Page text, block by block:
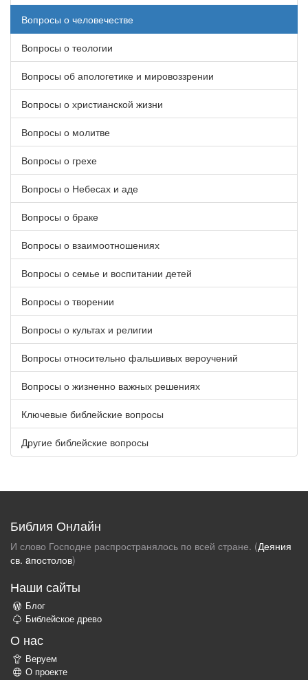
Вопросы о человечестве
Вопросы о теологии
Вопросы об апологетике и мировоззрении
Вопросы о христианской жизни
Вопросы о молитве
Вопросы о грехе
Вопросы о Небесах и аде
Вопросы о браке
Вопросы о взаимоотношениях
Вопросы о семье и воспитании детей
Вопросы о творении
Вопросы о культах и религии
Вопросы относительно фальшивых вероучений
Вопросы о жизненно важных решениях
Ключевые библейские вопросы
Другие библейские вопросы
Библия Онлайн
И слово Господне распространялось по всей стране. (Деяния
св. aпостолов)
Наши сайты
Блог
Библейское древо
О нас
Веруем
О проекте